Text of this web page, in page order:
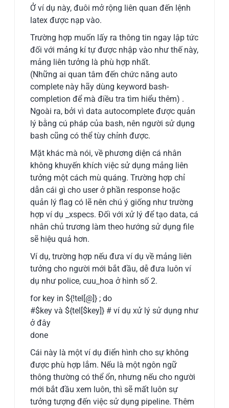
Ở ví dụ này, đuôi mở rộng liên quan đến lệnh
latex được nạp vào.
Trường hợp muốn lấy ra thông tin ngay lập tức
đối với mảng kí tự được nhập vào như thế này,
mảng liên tưởng là phù hợp nhất.
(Những ai quan tâm đến chức năng auto
complete này hãy dùng keyword bash-
completion để mà điều tra tìm hiểu thêm) .
Ngoài ra, bởi vì data autocomplete được quản
lý bằng cú pháp của bash, nên người sử dụng
bash cũng có thể tùy chỉnh được.
Mặt khác mà nói, về phương diện cá nhân
không khuyến khích việc sử dụng mảng liên
tưởng một cách mù quáng. Trường hợp chỉ
dẫn cái gì cho user ở phần response hoặc
quản lý flag có lẽ nên chú ý giống như trường
hợp ví dụ _xspecs. Đối với xử lý để tạo data, cá
nhân chủ trương làm theo hướng sử dụng file
sẽ hiệu quả hơn.
Ví dụ, trường hợp nếu đưa ví dụ về mảng liên
tưởng cho người mới bắt đầu, dễ đưa luôn ví
dụ như police, cuu_hoa ở hình số 2.
for key in ${!tel[@]} ; do
#$key và ${tel[$key]} # ví dụ xử lý sử dụng như
ở đây
done
Cái này là một ví dụ điển hình cho sự không
được phù hợp lắm. Nếu là một ngôn ngữ
thông thường có thể ổn, nhưng nếu cho người
mới bắt đầu xem luôn, thì sẽ mất luôn sự
tưởng tượng đến việc sử dụng pipeline. Thêm